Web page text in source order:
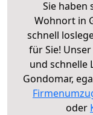
Sie haben
Wohnort in
schnell
für Sie!
und schnelle
Gondomar,
oder